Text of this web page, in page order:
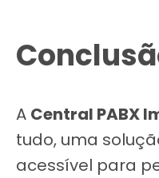
A Central PABX
tudo, uma
acessível para